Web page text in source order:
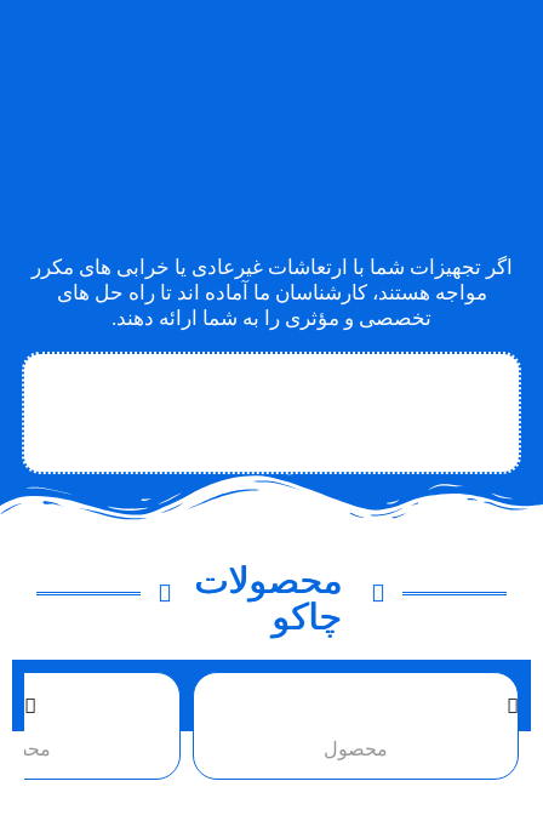
اگر تجهیزات شما با ارتعاشات غیرعادی یا خرابی های مکرر
مواجه هستند، کارشناسان ما آماده اند تا راه حل های
تخصصی و مؤثری را به شما ارائه دهند.
محصولات
چاکو
محصول